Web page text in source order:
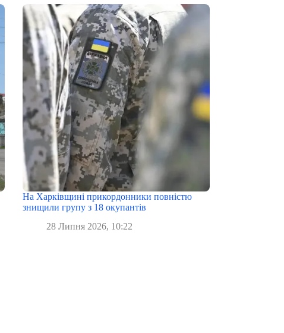
На Харківщині прикордонники повністю
знищили групу з 18 окупантів
28 Липня 2026, 10:22